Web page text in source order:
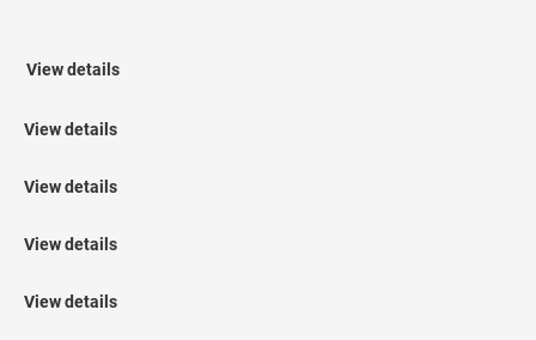
View details
View details
View details
View details
View details